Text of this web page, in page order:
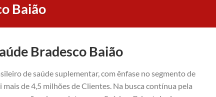
Baião
Bradesco Baião
de saúde suplementar, com ênfase no segmento de
de 4,5 milhões de Clientes. Na busca contínua pela